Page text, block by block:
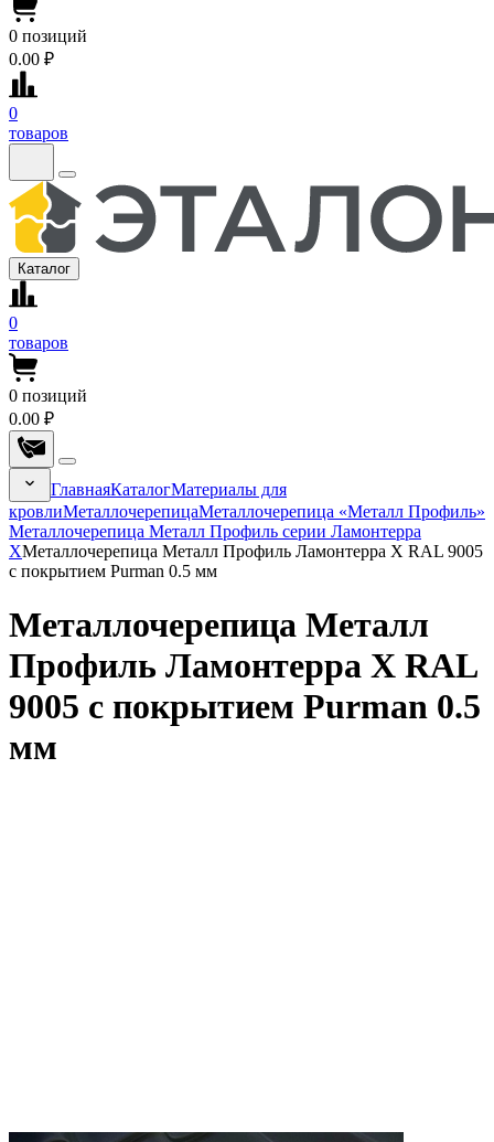
0 позиций
0.00 ₽
0
товаров
Каталог
0
товаров
0 позиций
0.00 ₽
ГлавнаяКаталогМатериалы для
кровлиМеталлочерепицаМеталлочерепица «Металл Профиль»
Металлочерепица Металл Профиль серии Ламонтерра
ХМеталлочерепица Металл Профиль Ламонтерра X RAL 9005
с покрытием Purman 0.5 мм
Металлочерепица Металл
Профиль Ламонтерра X RAL
9005 с покрытием Purman 0.5
мм